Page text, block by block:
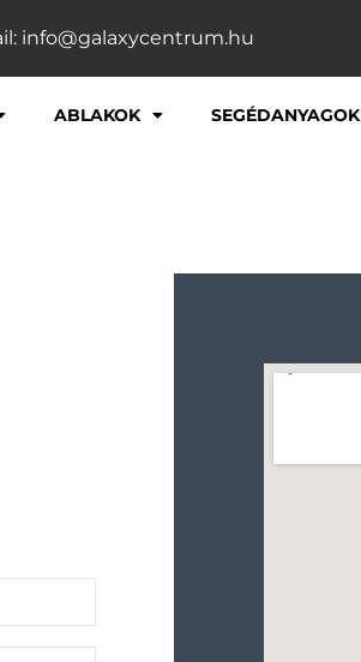
info@galaxycentrum.hu
ABLAKOK SEGÉDANYAGOK